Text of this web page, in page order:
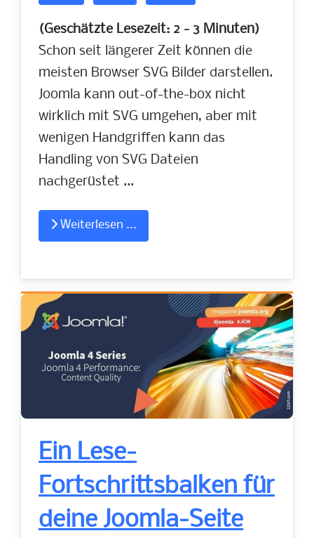
(Geschätzte Lesezeit: 2 - 3 Minuten)
Schon seit längerer Zeit können die
meisten Browser SVG Bilder darstellen.
Joomla kann out-of-the-box nicht
wirklich mit SVG umgehen, aber mit
wenigen Handgriffen kann das
Handling von SVG Dateien
nachgerüstet ...
Weiterlesen ...
Ein Lese-
Fortschrittsbalken für
deine Joomla-Seite